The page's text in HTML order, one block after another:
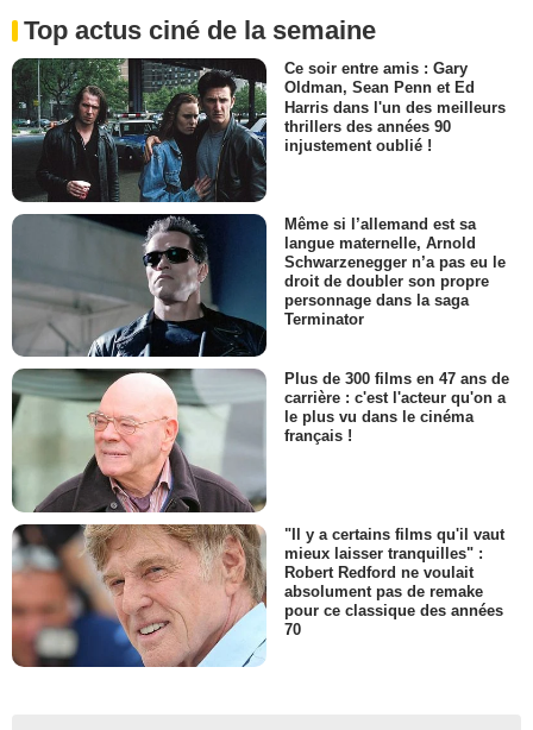
Top actus ciné de la semaine
Ce soir entre amis : Gary
Oldman, Sean Penn et Ed
Harris dans l'un des meilleurs
thrillers des années 90
injustement oublié !
Même si l’allemand est sa
langue maternelle, Arnold
Schwarzenegger n’a pas eu le
droit de doubler son propre
personnage dans la saga
Terminator
Plus de 300 films en 47 ans de
carrière : c'est l'acteur qu'on a
le plus vu dans le cinéma
français !
"Il y a certains films qu'il vaut
mieux laisser tranquilles" :
Robert Redford ne voulait
absolument pas de remake
pour ce classique des années
70